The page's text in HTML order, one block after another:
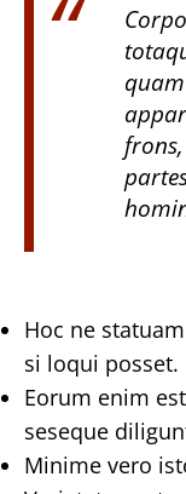
Hoc ne
si loqui posset.
Eorum enim
seseque
Minime vero